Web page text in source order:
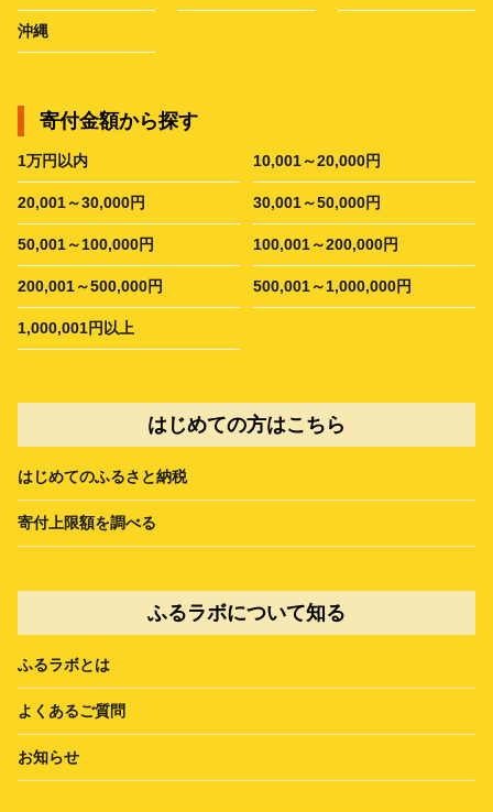
沖縄
寄付金額から探す
1万円以内 10,001～20,000円
20,001～30,000円 30,001～50,000円
50,001～100,000円 100,001～200,000円
200,001～500,000円 500,001～1,000,000円
1,000,001円以上
はじめての方はこちら
はじめてのふるさと納税
寄付上限額を調べる
ふるラボについて知る
ふるラボとは
よくあるご質問
お知らせ